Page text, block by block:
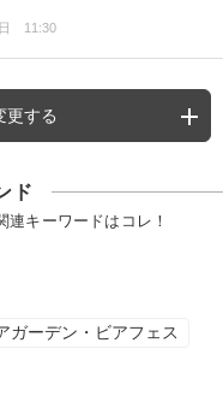
日 11:30
更する
ド
キーワードはコレ！
ガーデン・ビアフェス